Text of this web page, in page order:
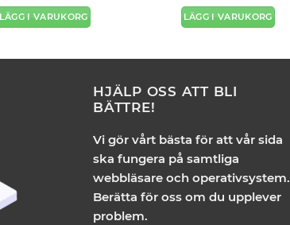
LÄGG I VARUKORG LÄGG I VARUKORG
HJÄLP OSS ATT BLI
BÄTTRE!
Vi gör vårt bästa för att vår sida
ska fungera på samtliga
webbläsare och operativsystem.
Berätta för oss om du upplever
problem.